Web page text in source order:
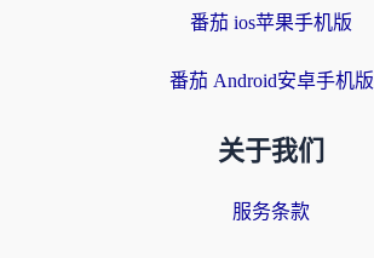
番茄 ios苹果手机版
番茄 Android安卓手机版
关于我们
服务条款